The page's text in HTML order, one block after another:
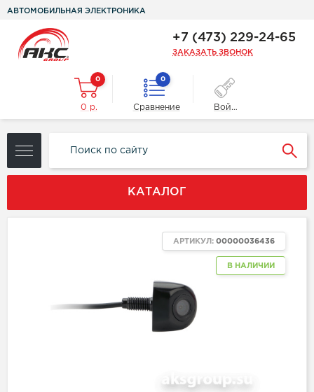
АВТОМОБИЛЬНАЯ ЭЛЕКТРОНИКА
+7 (473) 229-24-65
ЗАКАЗАТЬ ЗВОНОК
0
0 р.
0
Сравнение Войти
КАТАЛОГ
В НАЛИЧИИ
АРТИКУЛ: 00000036436